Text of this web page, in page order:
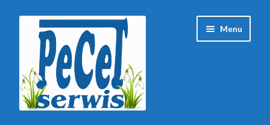
Przejdź
nawigacji
Przejdź
treści
Menu